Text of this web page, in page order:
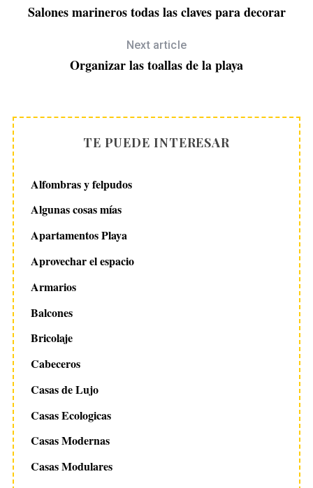
Salones marineros todas las claves para decorar
Next article
Organizar las toallas de la playa
TE PUEDE INTERESAR
Alfombras y felpudos
Algunas cosas mías
Apartamentos Playa
Aprovechar el espacio
Armarios
Balcones
Bricolaje
Cabeceros
Casas de Lujo
Casas Ecologicas
Casas Modernas
Casas Modulares